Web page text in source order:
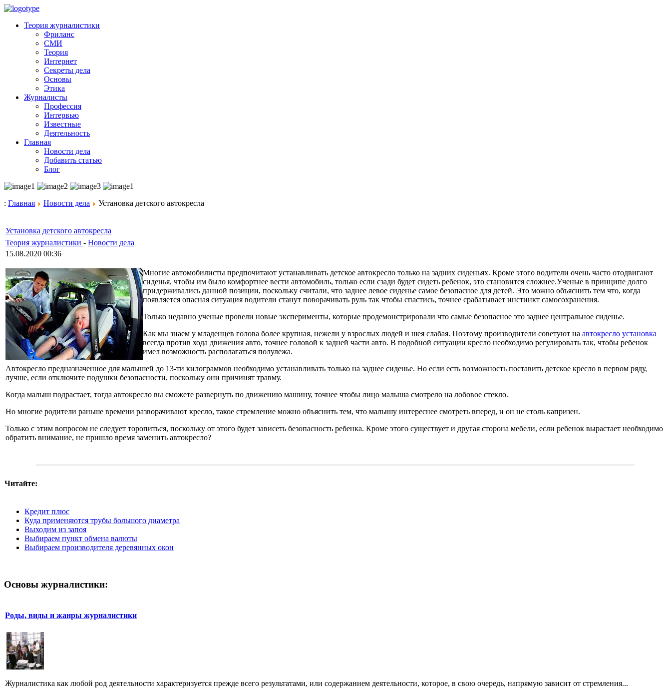
Теория журналистики
Фриланс
СМИ
Теория
Интернет
Секреты дела
Основы
Этика
Журналисты
Профессия
Интервью
Известные
Деятельность
Главная
Новости дела
Добавить статью
Блог
: Главная Новости дела Установка детского автокресла
Установка детского автокресла
Теория журналистики - Новости дела
15.08.2020 00:36
Многие автомобилисты предпочитают устанавливать детское автокресло только на задних сиденьях. Кроме этого водители очень часто отодвигают
сиденья, чтобы им было комфортнее вести автомобиль, только если сзади будет сидеть ребенок, это становится сложнее.Ученые в принципе долго
придерживались данной позиции, поскольку считали, что заднее левое сиденье самое безопасное для детей. Это можно объяснить тем что, когда
появляется опасная ситуация водители станут поворачивать руль так чтобы спастись, точнее срабатывает инстинкт самосохранения.
Только недавно ученые провели новые эксперименты, которые продемонстрировали что самые безопасное это заднее центральное сиденье.
Как мы знаем у младенцев голова более крупная, нежели у взрослых людей и шея слабая. Поэтому производители советуют на автокресло установка
всегда против хода движения авто, точнее головой к задней части авто. В подобной ситуации кресло необходимо регулировать так, чтобы ребенок
имел возможность располагаться полулежа.
Автокресло предназначенное для малышей до 13-ти килограммов необходимо устанавливать только на заднее сиденье. Но если есть возможность поставить детское кресло в первом ряду,
лучше, если отключите подушки безопасности, поскольку они причинят травму.
Когда малыш подрастает, тогда автокресло вы сможете развернуть по движению машину, точнее чтобы лицо малыша смотрело на лобовое стекло.
Но многие родители раньше времени разворачивают кресло, такое стремление можно объяснить тем, что малышу интереснее смотреть вперед, и он не столь капризен.
Только с этим вопросом не следует торопиться, поскольку от этого будет зависеть безопасность ребенка. Кроме этого существует и другая сторона мебели, если ребенок вырастает необходимо
обратить внимание, не пришло время заменить автокресло?
Читайте:
Кредит плюс
Куда применяются трубы большого диаметра
Выходим из запоя
Выбираем пункт обмена валюты
Выбираем производителя деревянных окон
Основы журналистики:
Роды, виды и жанры журналистики
Журналистика как любой род деятельности характеризуется прежде всего результатами, или содержанием деятельности, которое, в свою очередь, напрямую зависит от стремления...